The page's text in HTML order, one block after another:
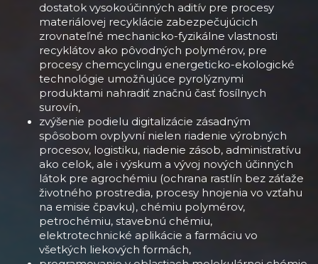
dostatok vysokoúčinných aditív pre procesy
materiálovej recyklácie zabezpečujúcich
zrovnateľné mechanicko-fyzikálne vlastnosti
recyklátov ako pôvodných polymérov, pre
procesy chemcyclingu energeticko-ekologické
technológie umožňujúce pyrolýznymi
produktami nahradiť značnú časť fosílnych
surovín,
zvýšenie podielu digitalizácie zásadným
spôsobom ovplyvní nielen riadenie výrobných
procesov, logistiku, riadenie zásob, administratívu
ako celok, ale i výskum a vývoj nových účinných
látok pre agrochémiu (ochrana rastlín bez záťaže
životného prostredia, procesy hnojenia vo vzťahu
na emisie čpavku), chémiu polymérov,
petrochémiu, stavebnú chémiu,
elektrotechnické aplikácie a farmáciu vo
všetkých liekových formách,